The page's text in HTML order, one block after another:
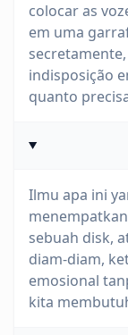
colocar as
em uma
indisposição
quanto
Ilmu apa ini
sebuah disk,
diam-diam,
emosional
kita